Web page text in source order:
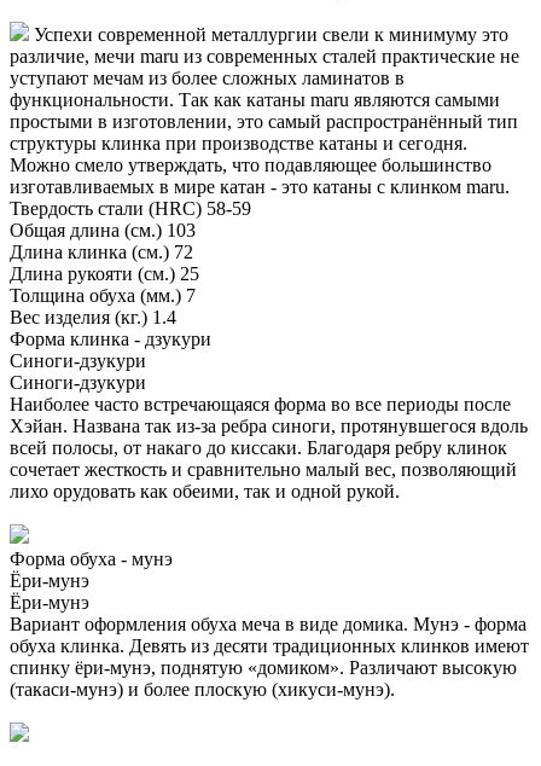
Успехи современной металлургии свели к минимуму это
различие, мечи maru из современных сталей практические не
уступают мечам из более сложных ламинатов в
функциональности. Так как катаны maru являются самыми
простыми в изготовлении, это самый распространённый тип
структуры клинка при производстве катаны и сегодня.
Можно смело утверждать, что подавляющее большинство
изготавливаемых в мире катан - это катаны с клинком maru.
Твердость стали (HRC) 58-59
Общая длина (см.) 103
Длина клинка (см.) 72
Длина рукояти (см.) 25
Толщина обуха (мм.) 7
Вес изделия (кг.) 1.4
Форма клинка - дзукури
Синоги-дзукури
Синоги-дзукури
Наиболее часто встречающаяся форма во все периоды после
Хэйан. Названа так из-за ребра синоги, протянувшегося вдоль
всей полосы, от накаго до киссаки. Благодаря ребру клинок
сочетает жесткость и сравнительно малый вес, позволяющий
лихо орудовать как обеими, так и одной рукой.
Форма обуха - мунэ
Ёри-мунэ
Ёри-мунэ
Вариант оформления обуха меча в виде домика. Мунэ - форма
обуха клинка. Девять из десяти традиционных клинков имеют
спинку ёри-мунэ, поднятую «домиком». Различают высокую
(такаси-мунэ) и более плоскую (хикуси-мунэ).